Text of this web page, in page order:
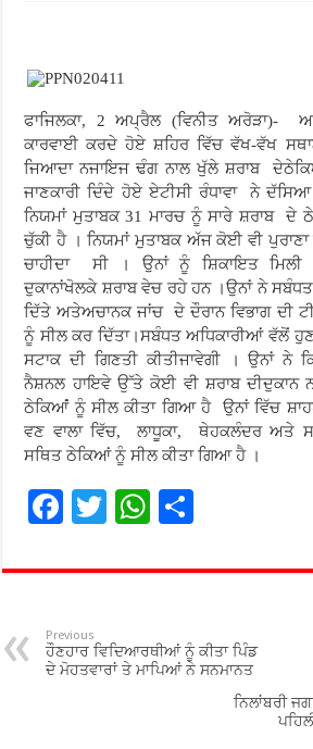
ਫਾਜਿਲਕਾ, 2 ਅਪ੍ਰੈਲ (ਵਿਨੀਤ ਅਰੋੜਾ)-
ਕਾਰਵਾਈ ਕਰਦੇ ਹੋਏ ਸ਼ਹਿਰ ਵਿੱਚ ਵੱਖ-ਵੱਖ
ਜਿਆਦਾ ਨਜਾਇਜ ਢੰਗ ਨਾਲ ਖੁੱਲੇ ਸ਼ਰਾਬ
ਜਾਣਕਾਰੀ ਦਿੰਦੇ ਹੋਏ ਏਟੀਸੀ ਰੰਧਾਵਾ ਨੇ
ਨਿਯਮਾਂ ਮੁਤਾਬਕ 31 ਮਾਰਚ ਨੂੰ ਸਾਰੇ ਸ਼ਰਾਬ ਦੇ
ਚੁੱਕੀ ਹੈ । ਨਿਯਮਾਂ ਮੁਤਾਬਕ ਅੱਜ ਕੋਈ ਵੀ
ਚਾਹੀਦਾ ਸੀ । ਉਨਾਂ ਨੂੰ ਸ਼ਿਕਾਇਤ ਮਿਲੀ
ਦੁਕਾਨਾਂਖੋਲਕੇ ਸ਼ਰਾਬ ਵੇਚ ਰਹੇ ਹਨ ।ਉਨਾਂ ਨੇ
ਦਿੱਤੇ ਅਤੇਅਚਾਨਕ ਜਾਂਚ ਦੇ ਦੌਰਾਨ ਵਿਭਾਗ ਦੀ
ਨੂੰ ਸੀਲ ਕਰ ਦਿੱਤਾ।ਸਬੰਧਤ ਅਧਿਕਾਰੀਆਂ ਵੱਲੋਂ
ਸਟਾਕ ਦੀ ਗਿਣਤੀ ਕੀਤੀਜਾਵੇਗੀ । ਉਨਾਂ ਨੇ
ਨੈਸ਼ਨਲ ਹਾਇਵੇ ਉੱਤੇ ਕੋਈ ਵੀ ਸ਼ਰਾਬ ਦੀਦੁਕਾਨ
ਠੇਕਿਆਂਂ ਨੂੰ ਸੀਲ ਕੀਤਾ ਗਿਆ ਹੈ ਉਨਾਂ ਵਿੱਚ
ਵਣ ਵਾਲਾ ਵਿੱਚ, ਲਾਧੂਕਾ, ਥੇਹਕਲੰਦਰ ਅਤੇ
ਸਥਿਤ ਠੇਕਿਆਂ ਨੂੰ ਸੀਲ ਕੀਤਾ ਗਿਆ ਹੈ ।
F
e
o
o
T
tt
W
at
p
p
ar
Previous
ਹੌਣਹਾਰ ਵਿਦਿਆਰਥੀਆਂ ਨੂੰ ਕੀਤਾ ਪਿੰਡ
ਦੇ ਮੋਹਤਵਾਰਾਂ ਤੇ ਮਾਪਿਆਂ ਨੇ ਸਨਮਾਨਤ
ਨਿਲਾਂਬਰੀ